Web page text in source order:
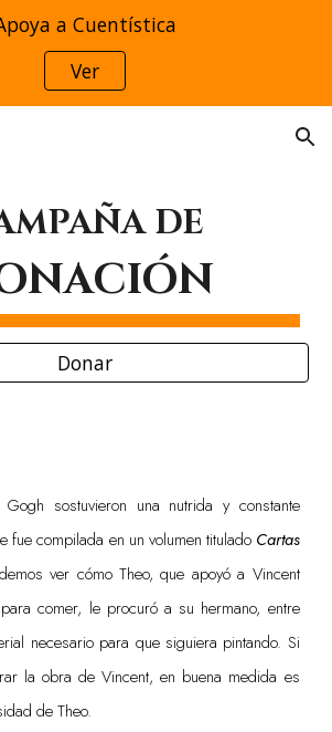
a Cuentística
Ver
DE
Donar
sostuvieron una nutrida y constante
fue compilada en un volumen titulado Cartas
ver cómo Theo, que apoyó a Vincent
comer, le procuró a su hermano, entre
necesario para que siguiera pintando. Si
la obra de Vincent, en buena medida es
de Theo.